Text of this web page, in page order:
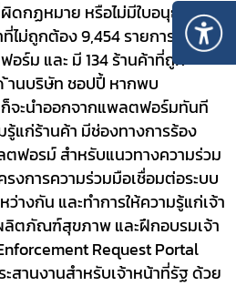
ดกฏหมาย หรือไม่มีใบอนุญาต
ม่ถูกต้อง 9,454 รายการ และนำ
ร์ม และ มี 134 ร้านค้าที่ถูก
นบริษัท ชอปปี้ หากพบ
ะนำออกจากแพลตฟอร์มทันที
รู้แก่ร้านค้า มีช่องทางการร้อง
ฟอรม์ สำหรับแนวทางความร่วม
งการความร่วมมือเชื่อมต่อระบบ
างกัน และทำการให้ความรู้แก่เจ้า
ลิตภัณฑ์สุขภาพ และฝึกอบรมเจ้า
Request Portal
สานงานสำหรับเจ้าหน้าที่รัฐ ด้วย